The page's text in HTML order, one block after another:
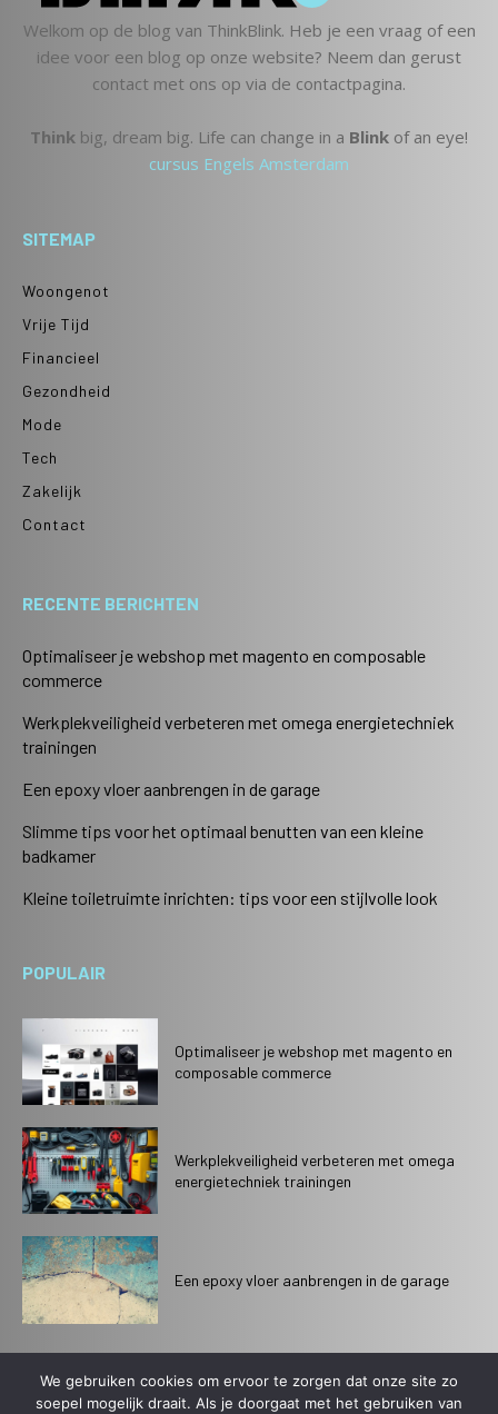
Welkom op de blog van ThinkBlink. Heb je een vraag of een
idee voor een blog op onze website? Neem dan gerust
contact met ons op via de contactpagina.
Think big, dream big. Life can change in a Blink of an eye!
cursus Engels Amsterdam
SITEMAP
Woongenot
Vrije Tijd
Financieel
Gezondheid
Mode
Tech
Zakelijk
Contact
RECENTE BERICHTEN
Optimaliseer je webshop met magento en composable
commerce
Werkplekveiligheid verbeteren met omega energietechniek
trainingen
Een epoxy vloer aanbrengen in de garage
Slimme tips voor het optimaal benutten van een kleine
badkamer
Kleine toiletruimte inrichten: tips voor een stijlvolle look
POPULAIR
Optimaliseer je webshop met magento en
composable commerce
Werkplekveiligheid verbeteren met omega
energietechniek trainingen
Een epoxy vloer aanbrengen in de garage
We gebruiken cookies om ervoor te zorgen dat onze site zo
soepel mogelijk draait. Als je doorgaat met het gebruiken van